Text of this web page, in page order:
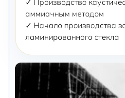
✓ Производство
аммиачным методом
✓ Начало производства
ламинированного стекла